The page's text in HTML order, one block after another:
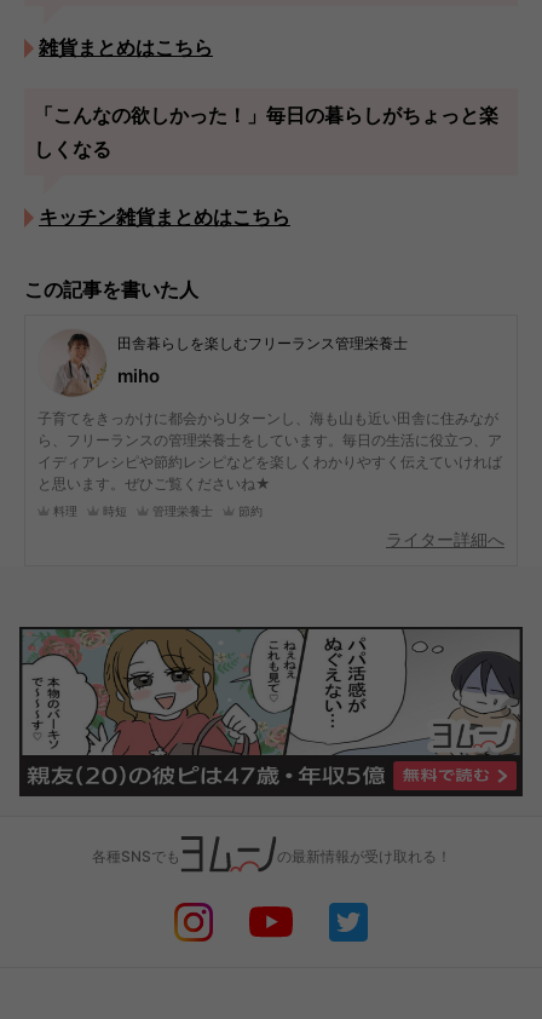
雑貨まとめはこちら
「こんなの欲しかった！」毎日の暮らしがちょっと楽
しくなる
キッチン雑貨まとめはこちら
この記事を書いた人
田舎暮らしを楽しむフリーランス管理栄養士
miho
子育てをきっかけに都会からUターンし、海も山も近い田舎に住みなが
ら、フリーランスの管理栄養士をしています。毎日の生活に役立つ、ア
イディアレシピや節約レシピなどを楽しくわかりやすく伝えていければ
と思います。ぜひご覧くださいね★
料理 時短 管理栄養士 節約
ライター詳細へ
各種SNSでも の最新情報が受け取れる！